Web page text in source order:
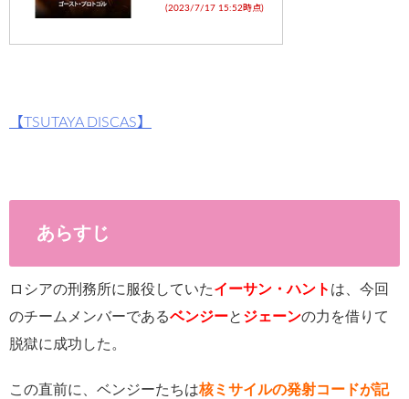
(2023/7/17 15:52時点)
【TSUTAYA DISCAS】
あらすじ
ロシアの刑務所に服役していたイーサン・ハント は、今回
のチームメンバーであるベンジーと ジェーンの力を借りて
脱獄に成功した。
この直前に、ベンジーたちは核ミサイルの発射コードが記